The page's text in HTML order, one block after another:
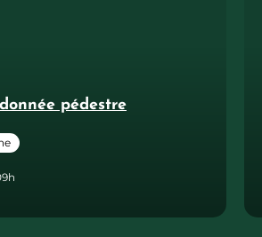
pédestre